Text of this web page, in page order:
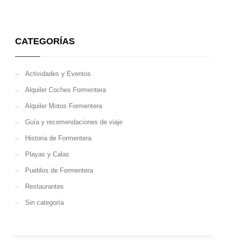
CATEGORÍAS
Actividades y Eventos
Alquiler Coches Formentera
Alquiler Motos Formentera
Guía y recomendaciones de viaje
Historia de Formentera
Playas y Calas
Pueblos de Formentera
Restaurantes
Sin categoría